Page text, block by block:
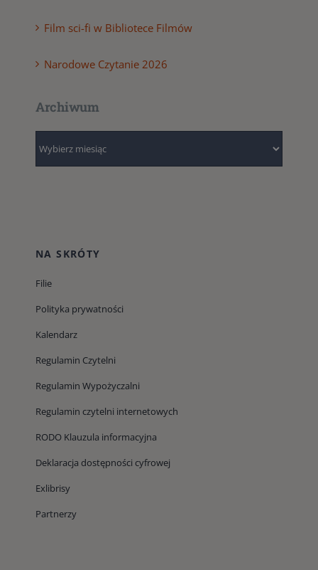
Film sci-fi w Bibliotece Filmów
Narodowe Czytanie 2026
Archiwum
NA SKRÓTY
Filie
Polityka prywatności
Kalendarz
Regulamin Czytelni
Regulamin Wypożyczalni
Regulamin czytelni internetowych
RODO Klauzula informacyjna
Deklaracja dostępności cyfrowej
Exlibrisy
Partnerzy